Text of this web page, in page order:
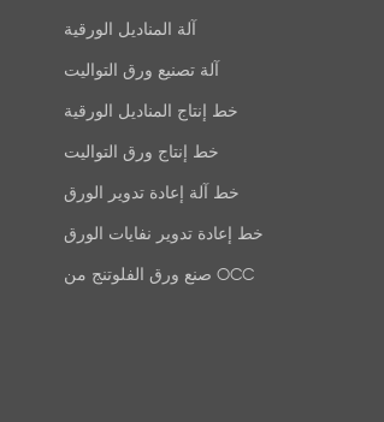
آلة المناديل الورقية
آلة تصنيع ورق التواليت
خط إنتاج المناديل الورقية
خط إنتاج ورق التواليت
خط آلة إعادة تدوير الورق
خط إعادة تدوير نفايات الورق
صنع ورق الفلوتنج من OCC